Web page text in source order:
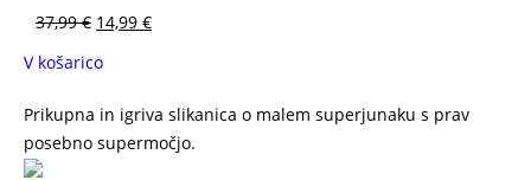
37,99€ 14,99 €
V košarico
Prikupna in igriva slikanica o malem superjunaku s prav
posebno supermočjo.